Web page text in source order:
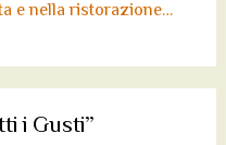
e nella ristorazione…
i Gusti”